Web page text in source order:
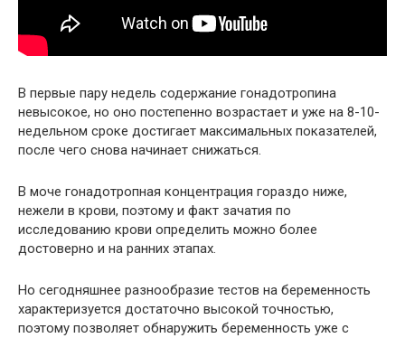
В первые пару недель содержание гонадотропина
невысокое, но оно постепенно возрастает и уже на 8-10-
недельном сроке достигает максимальных показателей,
после чего снова начинает снижаться.
В моче гонадотропная концентрация гораздо ниже,
нежели в крови, поэтому и факт зачатия по
исследованию крови определить можно более
достоверно и на ранних этапах.
Но сегодняшнее разнообразие тестов на беременность
характеризуется достаточно высокой точностью,
поэтому позволяет обнаружить беременность уже с